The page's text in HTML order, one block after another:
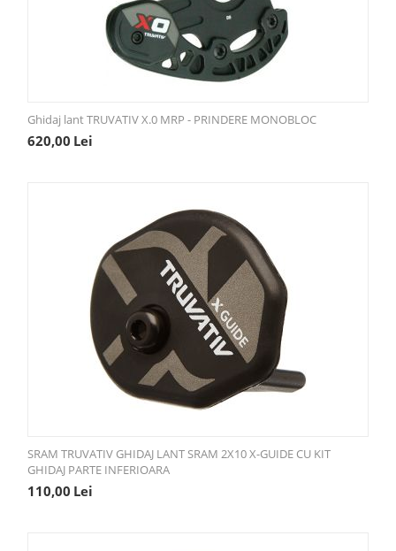
Ghidaj lant TRUVATIV X.0 MRP - PRINDERE MONOBLOC
620,00 Lei
SRAM TRUVATIV GHIDAJ LANT SRAM 2X10 X-GUIDE CU KIT
GHIDAJ PARTE INFERIOARA
110,00 Lei